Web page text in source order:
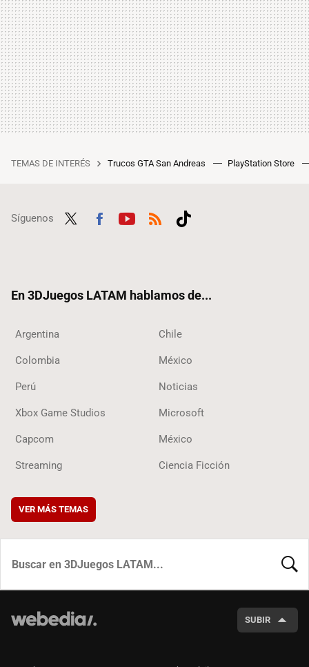
TEMAS DE INTERÉS Trucos GTA San Andreas PlayStation Store
Síguenos
En 3DJuegos LATAM hablamos de...
Argentina Chile
Colombia México
Perú Noticias
Xbox Game Studios Microsoft
Capcom México
Streaming Ciencia Ficción
VER MÁS TEMAS
SUBIR